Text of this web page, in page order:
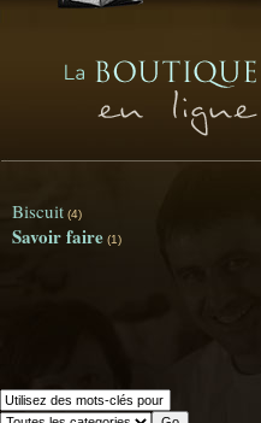
Biscuit (4)
Savoir faire (1)